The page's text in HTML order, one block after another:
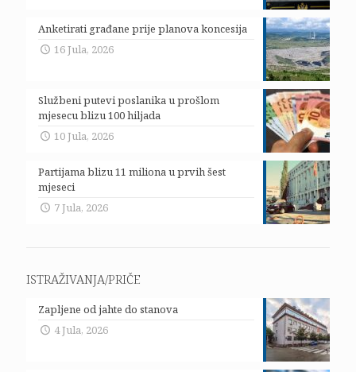
Anketirati građane prije planova koncesija
16 Jula, 2026
Službeni putevi poslanika u prošlom
mjesecu blizu 100 hiljada
10 Jula, 2026
Partijama blizu 11 miliona u prvih šest
mjeseci
7 Jula, 2026
ISTRAŽIVANJA/PRIČE
Zapljene od jahte do stanova
4 Jula, 2026